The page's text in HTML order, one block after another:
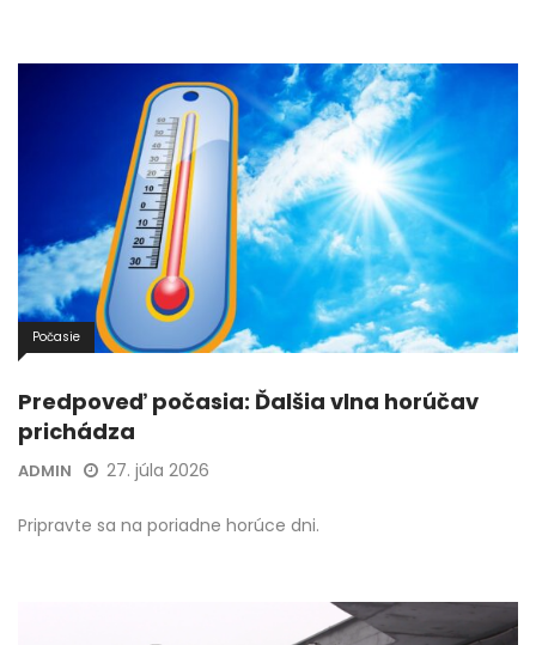
Počasie
Predpoveď počasia: Ďalšia vlna horúčav
prichádza
ADMIN 27. júla 2026
Pripravte sa na poriadne horúce dni.